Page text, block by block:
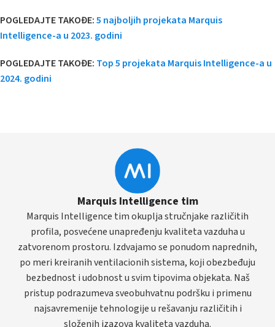
POGLEDAJTE TAKOĐE:5 najboljih projekata Marquis
Intelligence-a u 2023. godini
POGLEDAJTE TAKOĐE: Top 5 projekata Marquis Intelligence-a u
2024. godini
Marquis Intelligence tim
Marquis Intelligence tim okuplja stručnjake različitih
profila, posvećene unapređenju kvaliteta vazduha u
zatvorenom prostoru. Izdvajamo se ponudom naprednih,
po meri kreiranih ventilacionih sistema, koji obezbeđuju
bezbednost i udobnost u svim tipovima objekata. Naš
pristup podrazumeva sveobuhvatnu podršku i primenu
najsavremenije tehnologije u rešavanju različitih i
složenih izazova kvaliteta vazduha.